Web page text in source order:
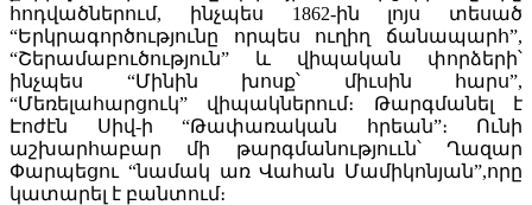
հոդվածներում, ինչպես 1862-ին լոյս տեսած
“Երկրագործությունը որպես ուղիղ ճանապարհ”,
“Շերամաբուծություն” և վիպական փորձերի՝
ինչպես “Մինին խոսք՝ միւսին հարս”,
“Մեռելահարցուկ” վիպակներում։ Թարգմանել է
Էոժէն Սիվ-ի “Թափառական հրեան”։ Ունի
աշխարհաբար մի թարգմանություւն՝ Ղազար
Փարպեցու “նամակ առ Վահան Մամիկոնյան”,որը
կատարել է բանտում։